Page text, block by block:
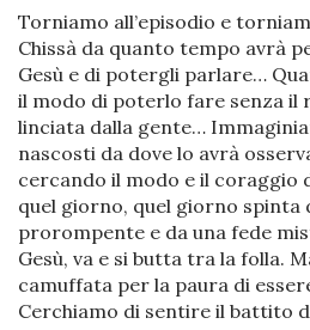
Torniamo all’episodio e
Chissà da quanto tempo avrà
Gesù e di potergli parlare…
il modo di poterlo fare senza il
linciata dalla gente…
nascosti da dove lo avrà
cercando il modo e il coraggio
quel giorno, quel giorno spinta
prorompente e da una fede
Gesù, va e si butta tra la folla.
camuffata per la paura di
Cerchiamo di sentire il battito